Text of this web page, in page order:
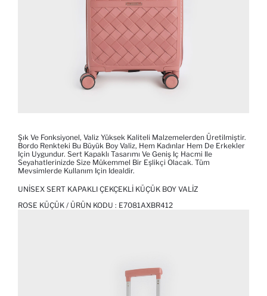
Şık Ve Fonksiyonel, Valiz Yüksek Kaliteli Malzemelerden Üretilmiştir.
Bordo Renkteki Bu Büyük Boy Valiz, Hem Kadınlar Hem De Erkekler
Için Uygundur. Sert Kapaklı Tasarımı Ve Geniş Iç Hacmi Ile
Seyahatlerinizde Size Mükemmel Bir Eşlikçi Olacak. Tüm
Mevsimlerde Kullanım Için Idealdir.
UNISEX SERT KAPAKLI ÇEKÇEKLI KÜÇÜK BOY VALIZ
ROSE KÜÇÜK / ÜRÜN KODU : E7081AXBR412